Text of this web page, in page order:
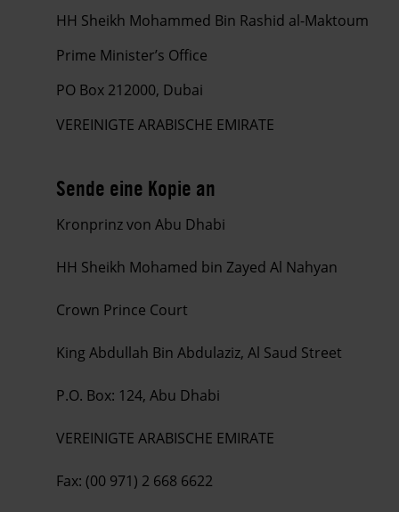
HH Sheikh Mohammed Bin Rashid al-Maktoum
Prime Minister’s Office
PO Box 212000, Dubai
VEREINIGTE ARABISCHE EMIRATE
Sende eine Kopie an
Kronprinz von Abu Dhabi
HH Sheikh Mohamed bin Zayed Al Nahyan
Crown Prince Court
King Abdullah Bin Abdulaziz, Al Saud Street
P.O. Box: 124, Abu Dhabi
VEREINIGTE ARABISCHE EMIRATE
Fax: (00 971) 2 668 6622